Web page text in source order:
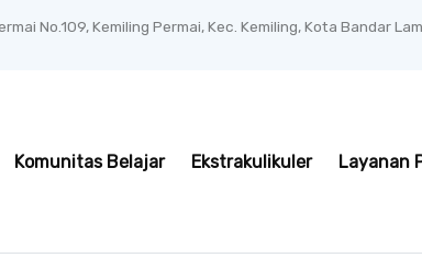
No.109, Kemiling Permai, Kec. Kemiling, Kota Bandar
Komunitas Belajar Ekstrakulikuler Layanan